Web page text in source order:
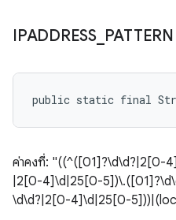
IPADDRESS_ PATTERN
public static final String
ค่าคงที่: "((^([01]?\d\d?|2[0-
|2[0-4]\d|25[0-
\d\d?|2[0-4]\d|25[0-